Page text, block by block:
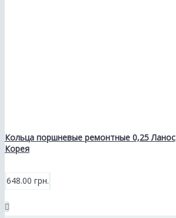
Кольца поршневые ремонтные 0,25
Корея
648.00 грн.